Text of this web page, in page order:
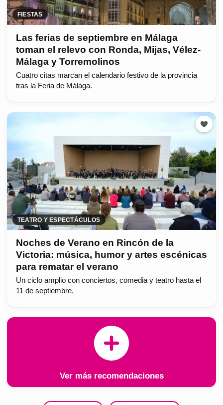
FIESTAS
Las ferias de septiembre en Málaga
toman el relevo con Ronda, Mijas, Vélez-
Málaga y Torremolinos
Cuatro citas marcan el calendario festivo de la provincia
tras la Feria de Málaga.
TEATRO Y ESPECTÁCULOS
Noches de Verano en Rincón de la
Victoria: música, humor y artes escénicas
para rematar el verano
Un ciclo amplio con conciertos, comedia y teatro hasta el
11 de septiembre.
Ver más recomendaciones